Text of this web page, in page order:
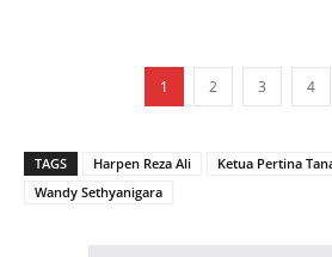
1 2 3 4
TAGS Harpen Reza Ali
Ketua Pertina
Wandy Sethyanigara